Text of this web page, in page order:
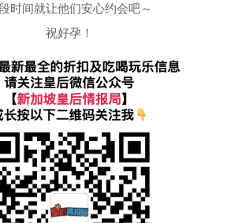
时间就让他们安心约会吧～
祝好孕！